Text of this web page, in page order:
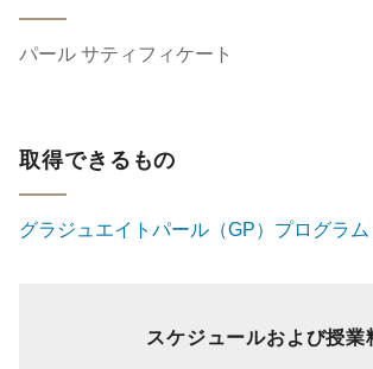
パール サティフィケート
取得できるもの
グラジュエイトパール（GP）プログラム
スケジュールおよび授業